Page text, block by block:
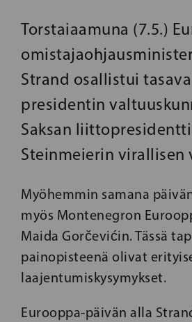
Torstaiaamuna (7.5.)
Strand osallistui
presidentin
Saksan
Steinmeierin virallisen
Myöhemmin samana
myös Montenegron
Maida Gorčevićin. Tässä
painopisteenä olivat
laajentumiskysymykset.
Eurooppa-päivän alla